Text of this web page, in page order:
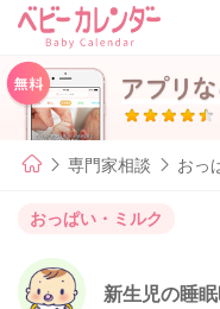
専門家相談 おっ
おっぱい・ミルク
新生児の睡眠